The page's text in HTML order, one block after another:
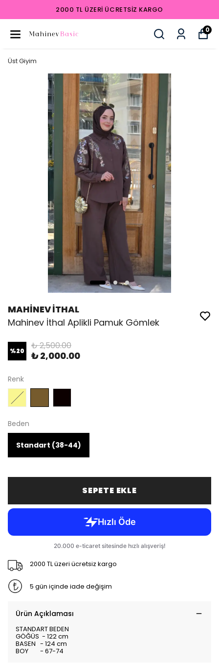
2000 TL ÜZERI ÜCRETSIZ KARGO
0
Üst Giyim
MAHİNEV İTHAL
Mahinev İthal Aplikli Pamuk Gömlek
%20 ₺ 2,500.00
₺ 2,000.00
Renk
Beden
Standart (38-44)
SEPETE EKLE
2000 TL üzeri ücretsiz kargo
5 gün içinde iade değişim
Ürün Açıklaması
STANDART BEDEN
GÖĞÜS - 122 cm
BASEN - 124 cm
BOY - 67-74